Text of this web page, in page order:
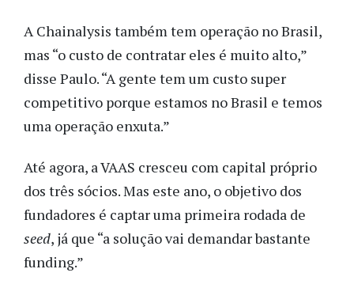
A Chainalysis também tem operação no Brasil,
mas “o custo de contratar eles é muito alto,”
disse Paulo. “A gente tem um custo super
competitivo porque estamos no Brasil e temos
uma operação enxuta.”
Até agora, a VAAS cresceu com capital próprio
dos três sócios. Mas este ano, o objetivo dos
fundadores é captar uma primeira rodada de
seed, já que “a solução vai demandar bastante
funding.”